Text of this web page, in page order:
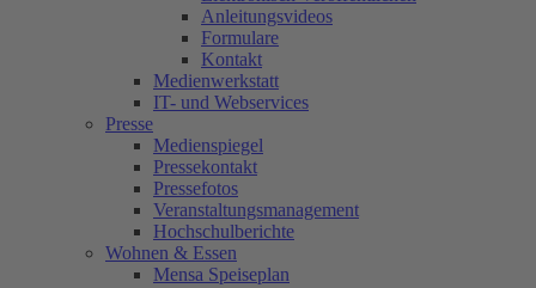
Anleitungsvideos
Formulare
Kontakt
Medienwerkstatt
IT- und Webservices
Presse
Medienspiegel
Pressekontakt
Pressefotos
Veranstaltungsmanagement
Hochschulberichte
Wohnen & Essen
Mensa Speiseplan